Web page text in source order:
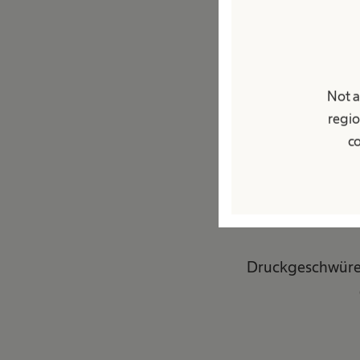
Not
gehören